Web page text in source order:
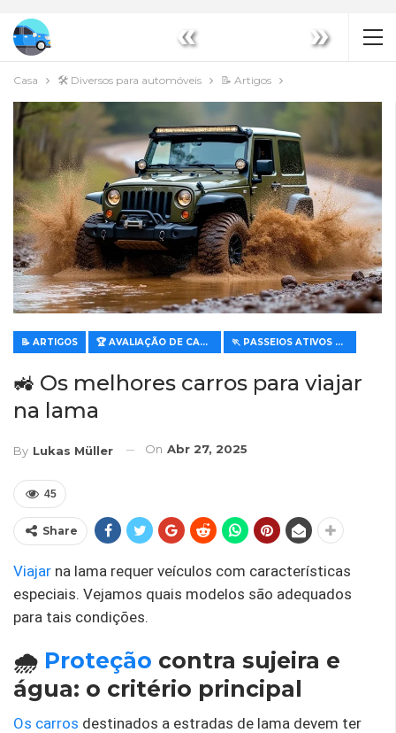
« »
Casa 🛠️ Diversos para automóveis 📝 Artigos
📝 ARTIGOS 🏆 AVALIAÇÃO DE CARACTERÍSTICAS E VALOR 🏃 PASSEIOS ATIVOS E DESPORTIVOS
🚜 Os melhores carros para viajar
na lama
By Lukas Müller On Abr 27, 2025
45
Share
Viajar na lama requer veículos com características
especiais. Vejamos quais modelos são adequados
para tais condições.
🌧️ Proteção contra sujeira e
água: o critério principal
Os carros destinados a estradas de lama devem ter